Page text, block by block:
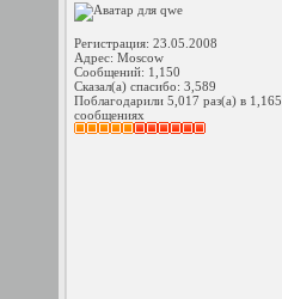
Регистрация: 23.05.2008
Адрес: Moscow
Сообщений: 1,150
Сказал(а) спасибо: 3,589
Поблагодарили 5,017 раз(а) в 1,165
сообщениях